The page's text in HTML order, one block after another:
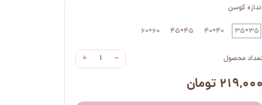
کوسن
35*35
40*40
45*45
60*60
محصول −
+
۲۱۹,۰۰۰ تومان